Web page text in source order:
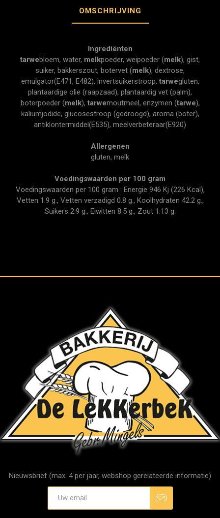
OMSCHRIJVING
Ingrediënten
tarwebloem, water, melkpoeder, weipoeder (melk), gist,
suiker, bakkerszout, botervet (melk), dextrose,
emulgator(E471, E482), invertsuikerstroop, tarwegluten,
plantaardige olie (raapzaad), plantaardig vet (palm),
boterpoeder (melk), tarwemoutmeel, enzymen (tarwe),
kaliumjodide, glucosestroop (gedroogd), aroma (boter),
antiklontermiddel(E535), meelverbeteraar(E920)
Allergenen
gluten, melk
Voedingswaarden per 100 gram
Voedingswaarden per 100 gram : Energie 946 Kj (226 Kcal),
Vetten 1.9 g., Vetten verzadigd 0.8 g., Koolhydraten 42.2 g.,
Suikers 2.9 g., Eiwitten 8.5 g., Zout 1.13 g.
Nieuwsbrief (max. 4 per jaar, webshop gerelateerde informatie)